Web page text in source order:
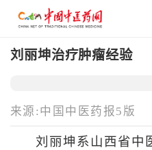
刘丽坤治疗肿瘤经验
来源:中国中医药报5版
刘丽坤系山西省中